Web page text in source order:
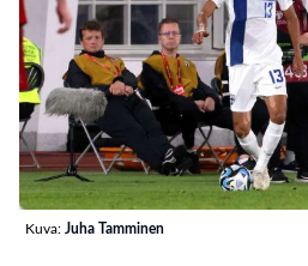
Kuva: Juha Tamminen